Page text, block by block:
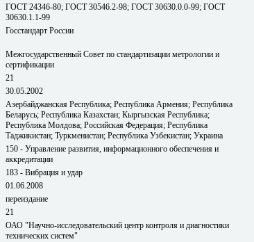
ГОСТ 24346-80; ГОСТ 30546.2-98; ГОСТ 30630.0.0-99; ГОСТ
30630.1.1-99
Госстандарт России
Межгосударственный Совет по стандартизации метрологии и
сертификации
21
30.05.2002
Азербайджанская Республика; Республика Армения; Республика
Беларусь; Республика Казахстан; Кыргызская Республика;
Республика Молдова; Российская Федерация; Республика
Таджикистан; Туркменистан; Республика Узбекистан; Украина
150 - Управление развития, информационного обеспечения и
аккредитации
183 - Вибрация и удар
01.06.2008
переиздание
21
ОАО "Научно-исследовательский центр контроля и диагностики
технических систем"